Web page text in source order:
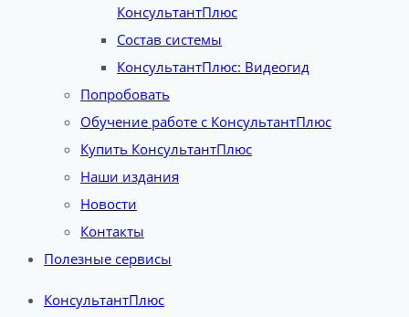
КонсультантПлюс
Состав системы
КонсультантПлюс: Видеогид
Попробовать
Обучение работе с КонсультантПлюс
Купить КонсультантПлюс
Наши издания
Новости
Контакты
Полезные сервисы
КонсультантПлюс